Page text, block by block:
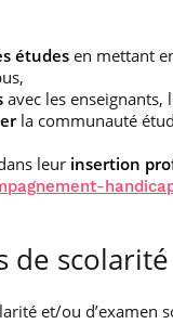
étudesen mettant
avec les
la communauté
leur insertion
de
et/ou